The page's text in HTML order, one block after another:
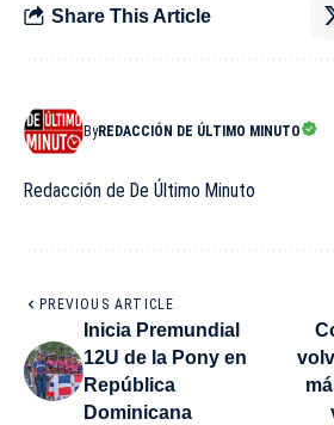
Share This Article
ByREDACCIÓN DE ÚLTIMO MINUTO
Redacción de De Último Minuto
PREVIOUS ARTICLE
Inicia Premundial
12U de la Pony en
República
Dominicana